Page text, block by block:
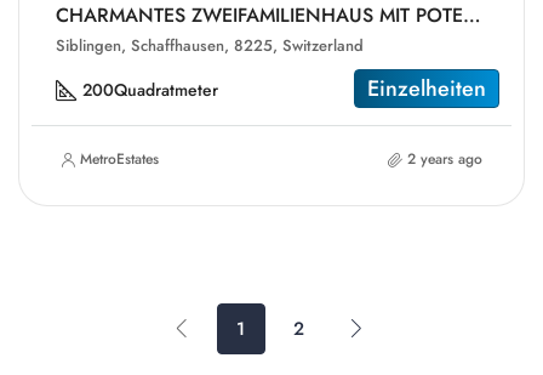
CHARMANTES ZWEIFAMILIENHAUS MIT POTENZIAL
Siblingen, Schaffhausen, 8225, Switzerland
200Quadratmeter Einzelheiten
MetroEstates 2 years ago
1 2